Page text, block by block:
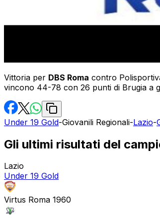
Vittoria per DBS Roma contro
vincono 44-78 con 26 punti di Brugia a
Under 19 Gold-Giovanili Regionali-Lazio-
Gli ultimi risultati del
Lazio
Under 19 Gold
Virtus Roma 1960